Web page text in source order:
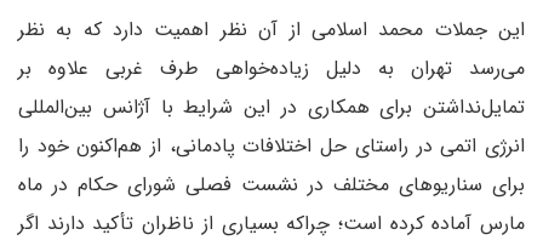
‌این جملات محمد اسلامی از آن نظر اهمیت دارد که به نظر
می‌رسد تهران به دلیل زیاده‌خواهی طرف غربی علاوه بر
تمایل‌نداشتن برای همکاری در این شرایط با آژانس بین‌المللی
انرژی اتمی در راستای حل اختلافات پادمانی، از هم‌اکنون خود را
برای سناریوهای مختلف در نشست فصلی شورای حکام در ماه
مارس آماده کرده است؛ چرا‌که بسیاری از ناظران تأکید دارند اگر